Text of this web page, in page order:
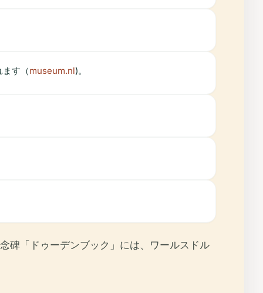
す（museum.nl)。
碑「ドゥーデンブック」には、ワールスドル